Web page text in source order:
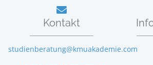
Kontakt
studienberatung@kmuakademie.com